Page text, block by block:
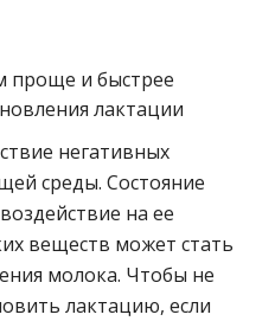
проще и быстрее
лактации
негативных
среды. Состояние
на ее
веществ может стать
молока. Чтобы не
лактацию, если